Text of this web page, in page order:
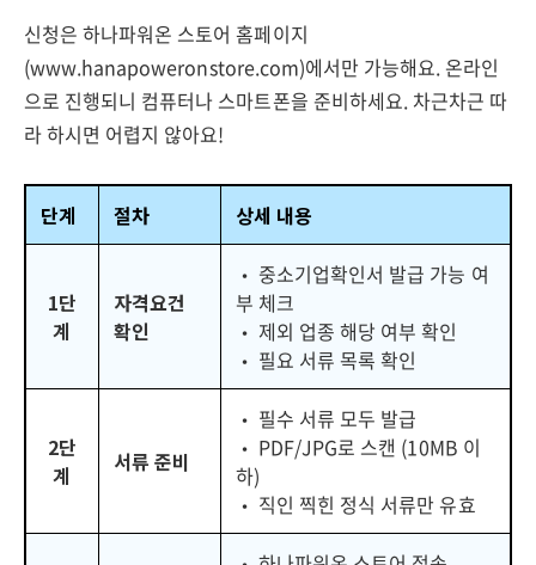
신청은 하나파워온 스토어 홈페이지
(www.hanapoweronstore.com)에서만 가능해요. 온라인
으로 진행되니 컴퓨터나 스마트폰을 준비하세요. 차근차근 따
라 하시면 어렵지 않아요!
단계 절차 상세 내용
1단
계
자격요건
확인
• 중소기업확인서 발급 가능 여
부 체크
• 제외 업종 해당 여부 확인
• 필요 서류 목록 확인
2단
계
서류 준비
• 필수 서류 모두 발급
• PDF/JPG로 스캔 (10MB 이
하)
• 직인 찍힌 정식 서류만 유효